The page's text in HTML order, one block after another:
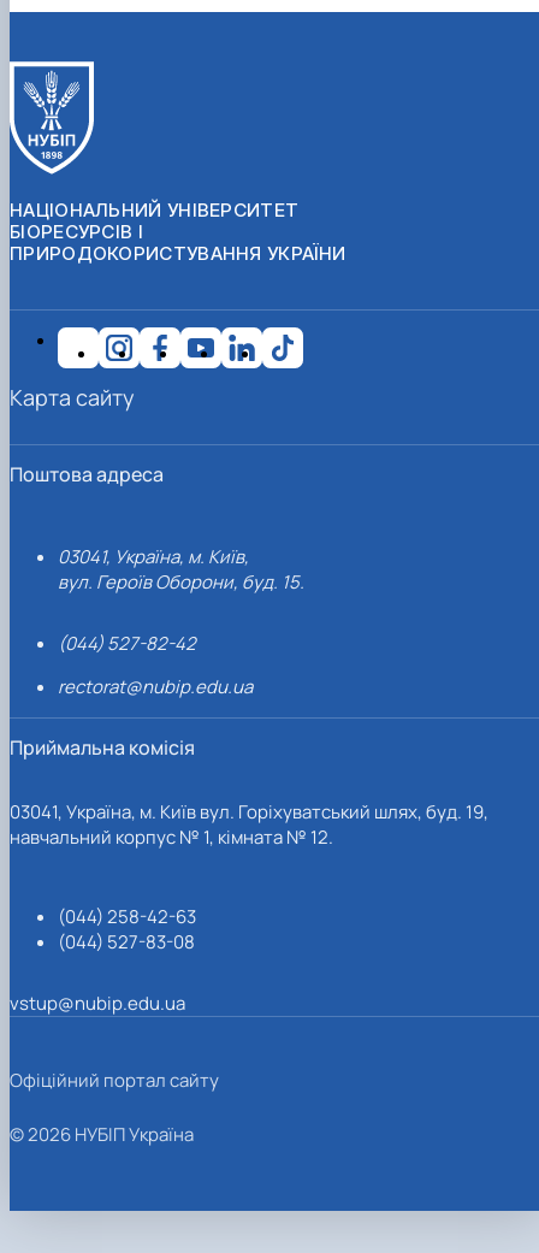
НАЦІОНАЛЬНИЙ УНІВЕРСИТЕТ
БІОРЕСУРСІВ І
ПРИРОДОКОРИСТУВАННЯ УКРАЇНИ
Поштова адреса
03041, Україна, м. Київ,
вул. Героїв Оборони, буд. 15.
(044) 527-82-42
rectorat@nubip.edu.ua
Приймальна комісія
03041, Україна, м. Київ вул. Горіхуватський шлях, буд. 19,
навчальний корпус № 1, кімната № 12.
(044) 258-42-63
(044) 527-83-08
vstup@nubip.edu.ua
Карта сайту
Офіційний портал сайту
© 2026 НУБІП Україна